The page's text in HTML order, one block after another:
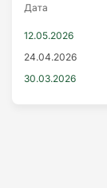
Дата
12.05.2026
24.04.2026
30.03.2026